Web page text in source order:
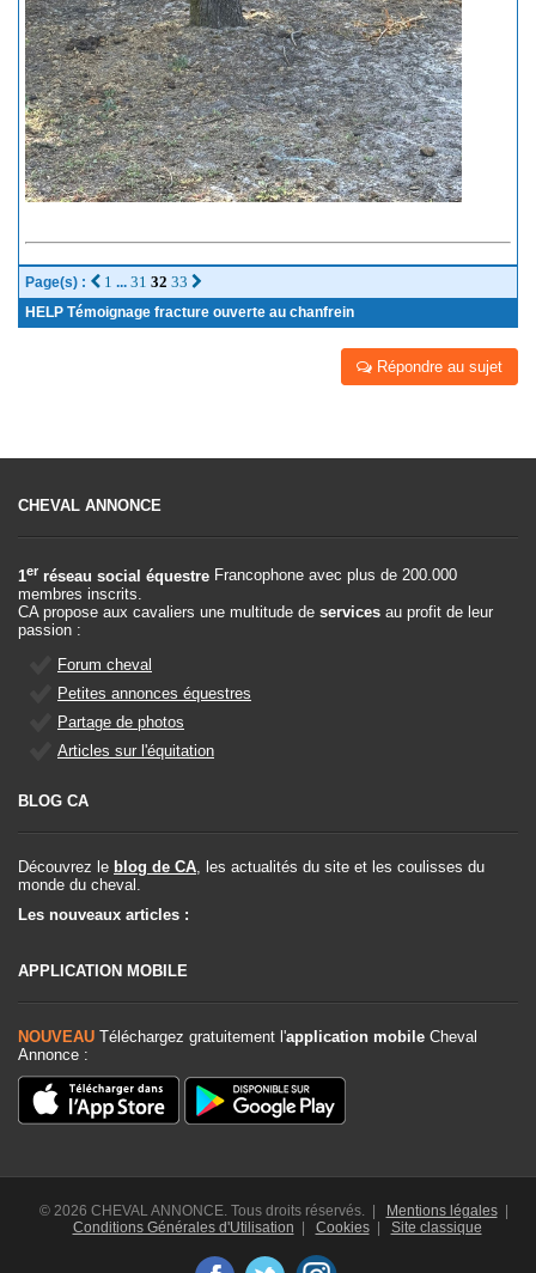
Page(s) : 1 ... 31 32 33
HELP Témoignage fracture ouverte au chanfrein
Répondre au sujet
CHEVAL ANNONCE
1er réseau social équestre Francophone avec plus de 200.000
membres inscrits.
CA propose aux cavaliers une multitude de services au profit de leur
passion :
Forum cheval
Petites annonces équestres
Partage de photos
Articles sur l'équitation
BLOG CA
Découvrez le blog de CA , les actualités du site et les coulisses du
monde du cheval.
Les nouveaux articles :
APPLICATION MOBILE
NOUVEAU Téléchargez gratuitement l'application mobile Cheval
Annonce :
© 2026 CHEVAL ANNONCE. Tous droits réservés. | Mentions légales|
Conditions Générales d'Utilisation | Cookies| Site classique